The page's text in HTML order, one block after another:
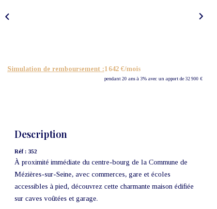
Simulation de remboursement :1 642 €/mois
pendant 20 ans à 3% avec un apport de 32 900 €
Description
Réf : 352
À proximité immédiate du centre-bourg de la Commune de
Mézières-sur-Seine, avec commerces, gare et écoles
accessibles à pied, découvrez cette charmante maison édifiée
sur caves voûtées et garage.